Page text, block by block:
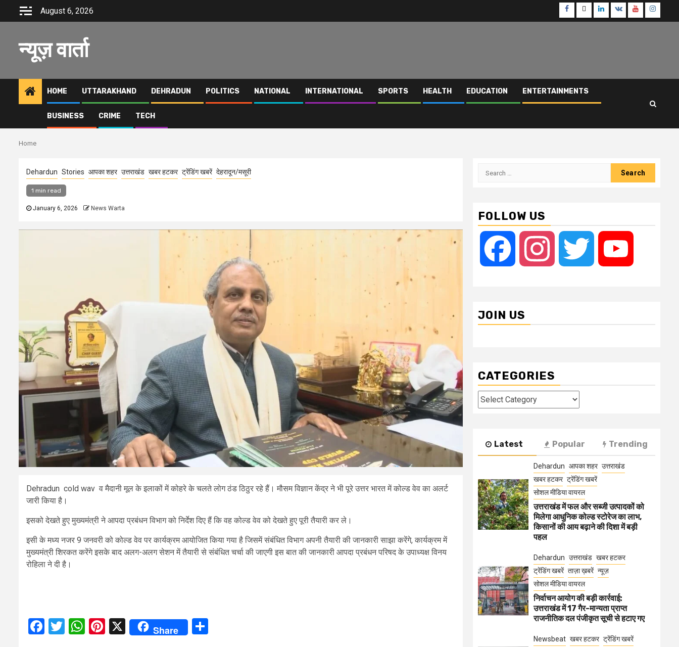
August 6, 2026 Facebook
TwitterLinkedin
VK Youtube
न्यूज़ वार्ता
HOME UTTARAKHAND DEHRADUN POLITICS NATIONAL INTERNATIONAL SPORTS HEALTH EDUCATION ENTERTAINMENTS
BUSINESS CRIME TECH
Home
Dehardun Stories आपका शहर उत्तराखंड खबर हटकर ट्रेंडिंग खबरें देहरादून/मसूरी
1 min read
January 6, 2026 News Warta
Dehradun cold wav व मैदानी मूल के इलाकों में कोहरे के चलते लोग ठंड ठिठुर रहे हैं। मौसम विज्ञान केंद्र ने भी पूरे उत्तर भारत में कोल्ड वेव का अलर्ट
जारी किया है।
इसको देखते हुए मुख्यमंत्री ने आपदा प्रबंधन विभाग को निर्देश दिए हैं कि वह कोल्ड वेव को देखते हुए पूरी तैयारी कर ले।
इसी के मध्य नजर 9 जनवरी को कोल्ड वेव पर कार्यक्रम आयोजित किया गया है जिसमें संबंधित विभाग अपनी तैयारी की जानकारी साझा करेंगे, कार्यक्रम में
मुख्यमंत्री शिरकत करेंगे इसके बाद अलग-अलग सेशन में तैयारी से संबंधित चर्चा की जाएगी इस बात की जानकारी आपदा प्रबंधन परिषद के उपाध्यक्ष विनय
रोहिला ने दी है।
Facebook
Twitter
WhatsApp
Pinterest
X Share
Search
FOLLOW US
Facebook Instagram Twitter
JOIN US
CATEGORIES
Categories
Latest Popular Trending
Dehardun आपका शहर उत्तराखंड
खबर हटकर ट्रेंडिंग खबरें
सोशल मीडिया वायरल
उत्तराखंड में फल और सब्जी उत्पादकों को
मिलेगा आधुनिक कोल्ड स्टोरेज का लाभ,
किसानों की आय बढ़ाने की दिशा में बड़ी
पहल
Dehardun उत्तराखंड खबर हटकर
ट्रेंडिंग खबरें ताज़ा ख़बरें न्यूज़
सोशल मीडिया वायरल
निर्वाचन आयोग की बड़ी कार्रवाई:
उत्तराखंड में 17 गैर-मान्यता प्राप्त
राजनीतिक दल पंजीकृत सूची से हटाए गए
Newsbeat खबर हटकर ट्रेंडिंग खबरें